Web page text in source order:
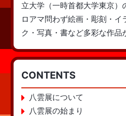
立大学（一時首都大学東京）
ロアマ問わず絵画・彫刻・イ
ク・写真・書など多彩な作品
CONTENTS
八雲展について
八雲展の始まり